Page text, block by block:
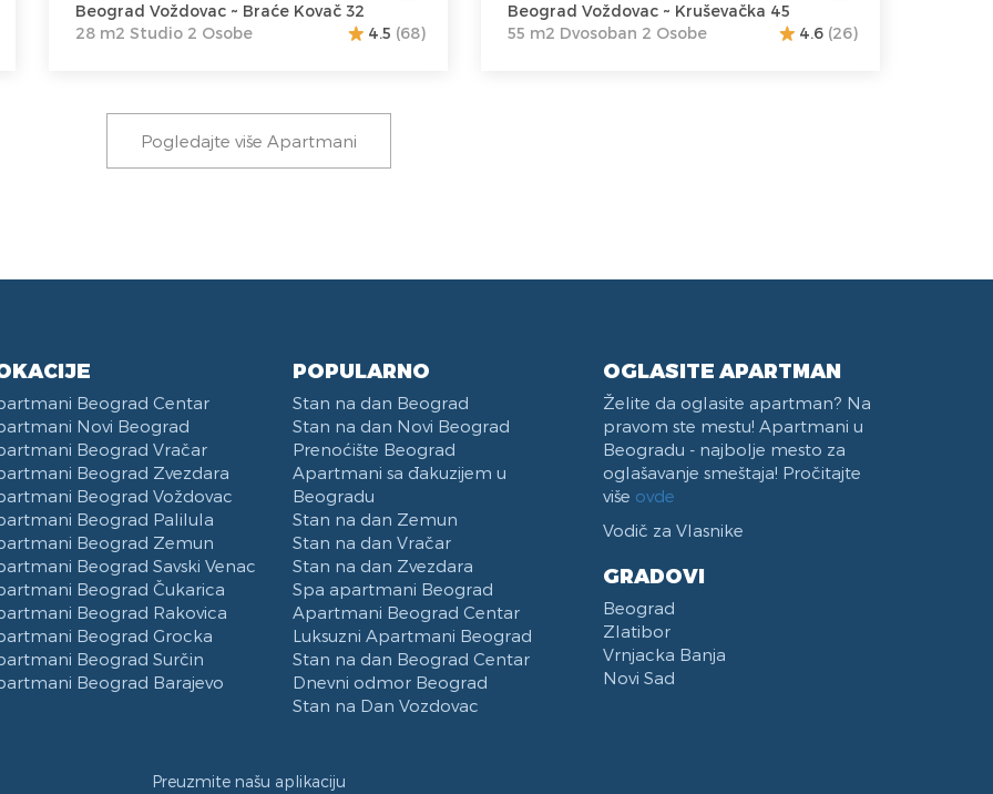
Beograd Voždovac ~ Braće Kovač 32
28 m2 Studio 2 Osobe
4.5 (68)
Beograd Voždovac ~ Kruševačka 45
55 m2 Dvosoban 2 Osobe
4.6 (26)
Pogledajte više Apartmani
Beograd Centar
Novi Beograd
Beograd Vračar
Beograd Zvezdara
Beograd Voždovac
Beograd Palilula
Beograd Zemun
Beograd Savski Venac
Beograd Čukarica
Beograd Rakovica
Beograd Grocka
Beograd Surčin
Beograd Barajevo
POPULARNO
Stan na dan Beograd
Stan na dan Novi Beograd
Prenoćište Beograd
Apartmani sa đakuzijem u
Beogradu
Stan na dan Zemun
Stan na dan Vračar
Stan na dan Zvezdara
Spa apartmani Beograd
Apartmani Beograd Centar
Luksuzni Apartmani Beograd
Stan na dan Beograd Centar
Dnevni odmor Beograd
Stan na Dan Vozdovac
OGLASITE APARTMAN
Želite da oglasite apartman? Na
pravom ste mestu! Apartmani u
Beogradu - najbolje mesto za
oglašavanje smeštaja! Pročitajte
više ovde
Vodič za Vlasnike
GRADOVI
Beograd
Zlatibor
Vrnjacka Banja
Novi Sad
Preuzmite našu aplikaciju